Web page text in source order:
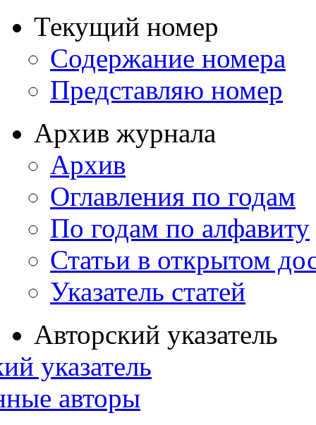
Текущий номер
Содержание номера
Представляю номер
Архив журнала
Архив
Оглавления по годам
По годам по алфавиту
Статьи в открытом
Указатель статей
Авторский указатель
указатель
авторы